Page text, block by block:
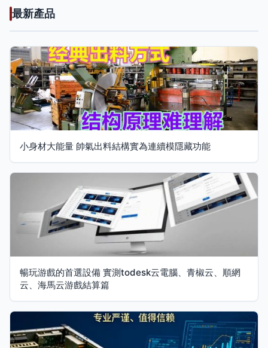
最新產品
小身材大能量 帥氣出料結構實為連續模隱藏功能
暢玩游戲的首選設備 實測todesk云電腦、青椒云、順網
云、海馬云游戲結算篇